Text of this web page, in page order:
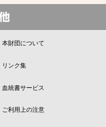
本財団について
リンク集
血統書サービス
ご利用上の注意